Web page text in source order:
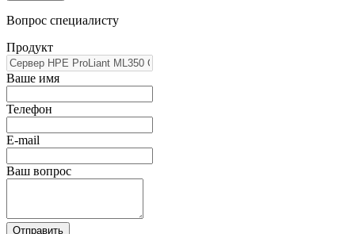
Вопрос специалисту
Продукт
Ваше имя
Телефон
E-mail
Ваш вопрос
Отправить